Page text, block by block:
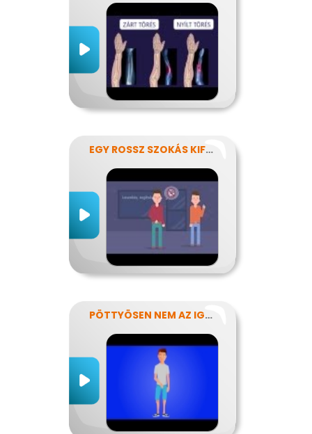
EGY ROSSZ SZOKÁS KIFÜSTÖLÉSE
PÖTTYÖSEN NEM AZ IGAZI